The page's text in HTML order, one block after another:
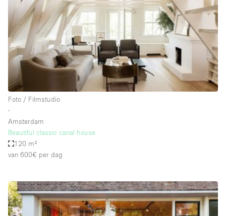
Creatieve ruimte
Dak
Evenementruimte
Foto / Filmstudio
Hal
Herenhuis / Huis
Kantoorruimte
Kraampje / Kiosk / Stalletje
Magazijn
Markt / Festival
Foto / Filmstudio
∙
Amsterdam
Beautiful classic canal house
120 m²
van 600€ per dag